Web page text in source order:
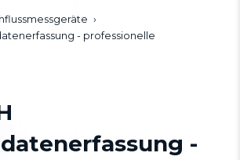
- professionelle
-